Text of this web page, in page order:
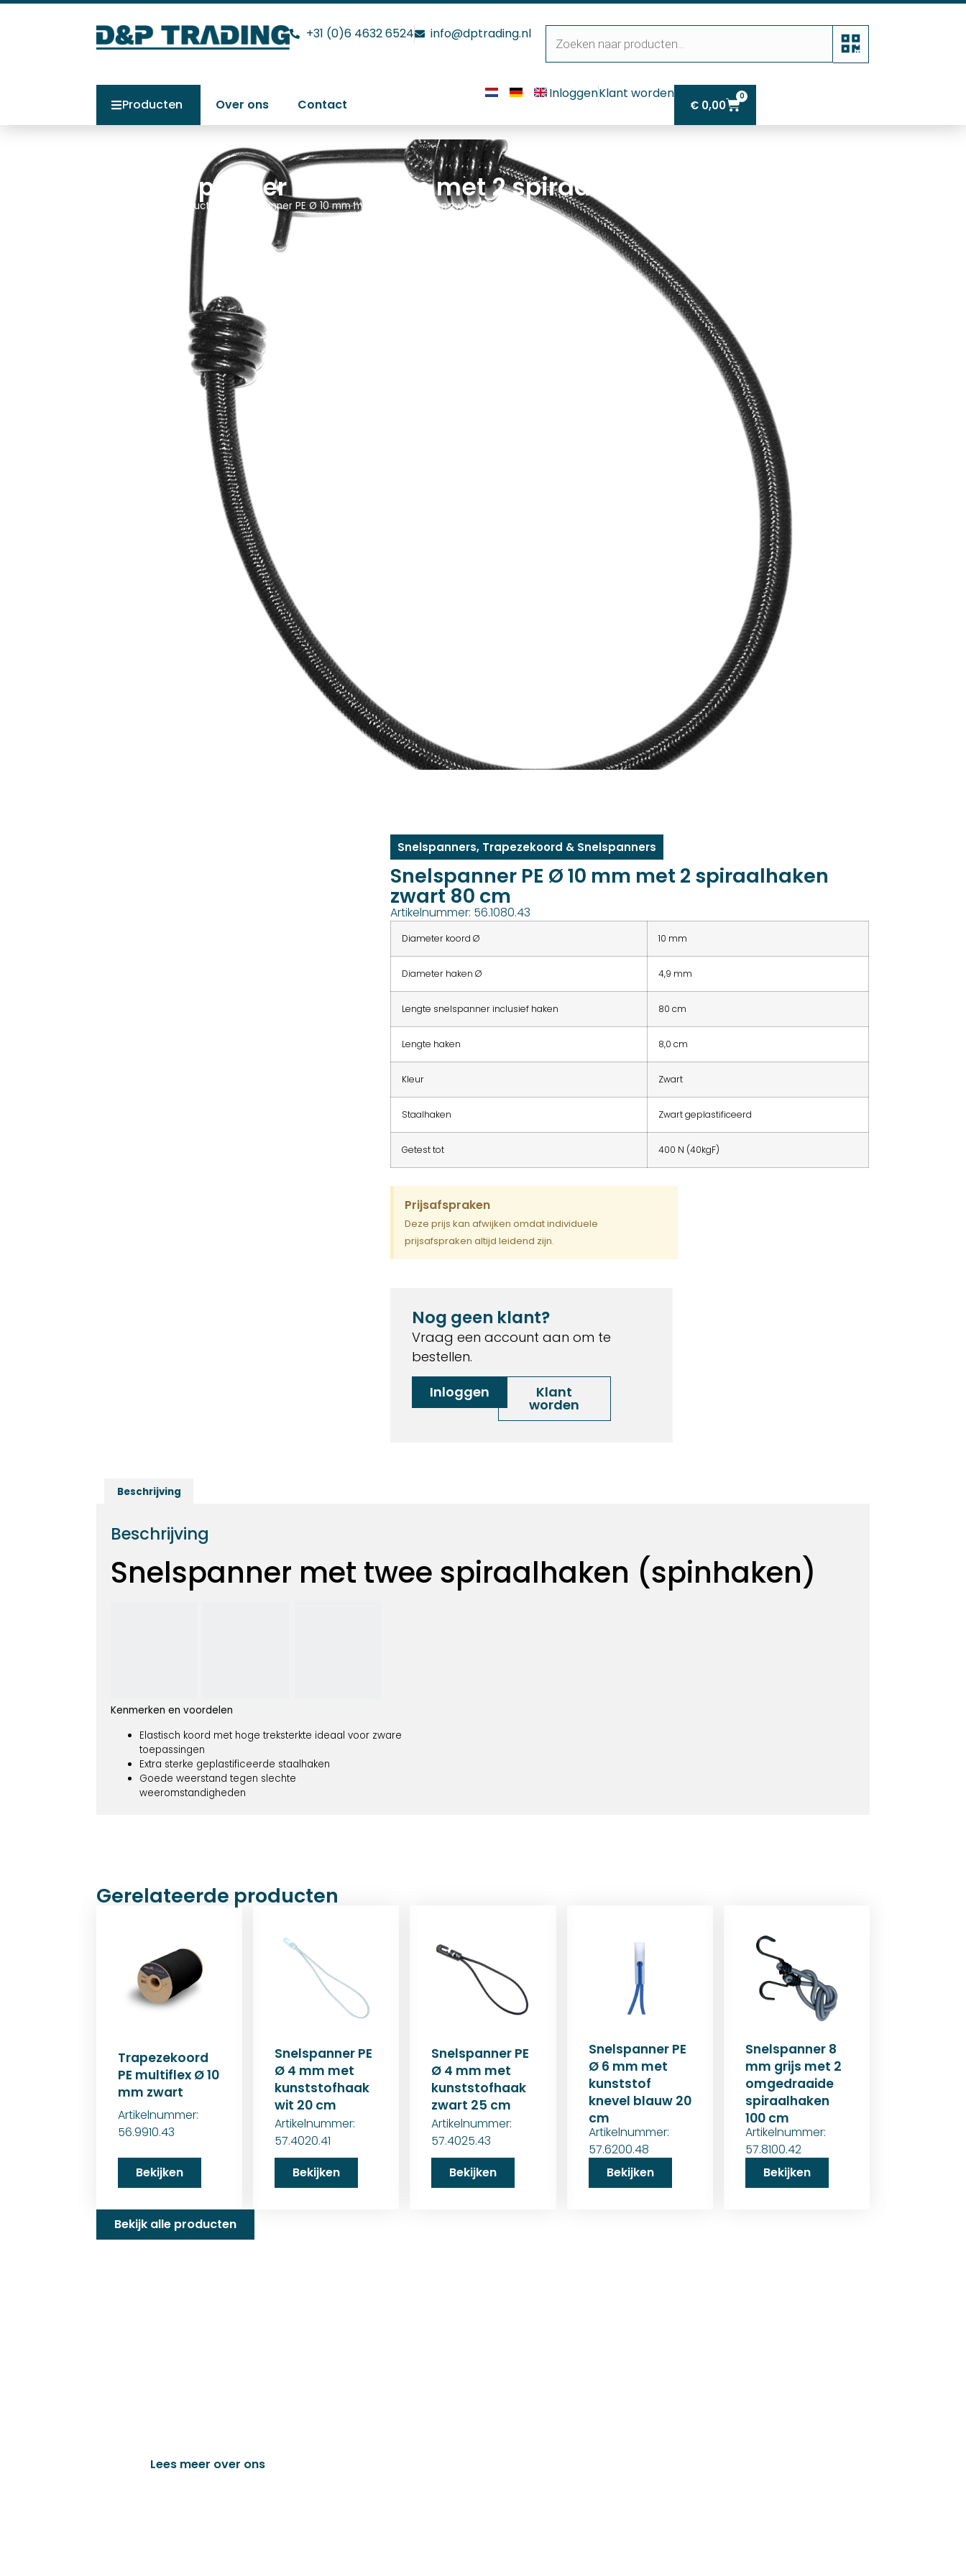
+31 (0)6 4632 6524 info@dptrading.nl
Producten Over ons Contact
InloggenKlant worden
€ 0,00
0
Snelspanner PE Ø 10 mm met 2 spiraalhaken zwart 80 cm
Producten Snelspanner PE Ø 10 mm met 2 spiraalhaken zwart 80 cm
Snelspanners, Trapezekoord & Snelspanners
Snelspanner PE Ø 10 mm met 2 spiraalhaken
zwart 80 cm
Artikelnummer: 56.1080.43
Diameter koord Ø 10 mm
Diameter haken Ø 4,9 mm
Lengte snelspanner inclusief haken 80 cm
Lengte haken 8,0 cm
Kleur Zwart
Staalhaken Zwart geplastificeerd
Getest tot 400 N (40kgF)
Prijsafspraken
Deze prijs kan afwijken omdat individuele
prijsafspraken altijd leidend zijn.
Nog geen klant?
Vraag een account aan om te
bestellen.
Inloggen
Klant
worden
Beschrijving
Beschrijving
Snelspanner met twee spiraalhaken (spinhaken)
Kenmerken en voordelen
Elastisch koord met hoge treksterkte ideaal voor zware
toepassingen
Extra sterke geplastificeerde staalhaken
Goede weerstand tegen slechte
weeromstandigheden
Gerelateerde producten
Trapezekoord
PE multiflex Ø 10
mm zwart
Artikelnummer:
56.9910.43
Bekijken
Snelspanner PE
Ø 4 mm met
kunststofhaak
wit 20 cm
Artikelnummer:
57.4020.41
Bekijken
Snelspanner PE
Ø 4 mm met
kunststofhaak
zwart 25 cm
Artikelnummer:
57.4025.43
Bekijken
Snelspanner PE
Ø 6 mm met
kunststof
knevel blauw 20
cm
Artikelnummer:
57.6200.48
Bekijken
Snelspanner 8
mm grijs met 2
omgedraaide
spiraalhaken
100 cm
Artikelnummer:
57.8100.42
Bekijken
Bekijk alle producten
Lees meer over ons